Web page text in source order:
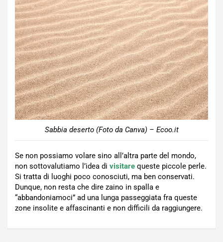
Sabbia deserto (Foto da Canva) – Ecoo.it
Se non possiamo volare sino all’altra parte del mondo,
non sottovalutiamo l’idea di visitare queste piccole perle.
Si tratta di luoghi poco conosciuti, ma ben conservati.
Dunque, non resta che dire zaino in spalla e
“abbandoniamoci” ad una lunga passeggiata fra queste
zone insolite e affascinanti e non difficili da raggiungere.